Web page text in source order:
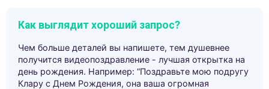
Как выглядит хороший запрос?
Чем больше деталей вы напишете, тем душевнее
получится видеопоздравление - лучшая открытка на
день рождения. Например: “Поздравьте мою подругу
Клару с Днем Рождения, она ваша огромная